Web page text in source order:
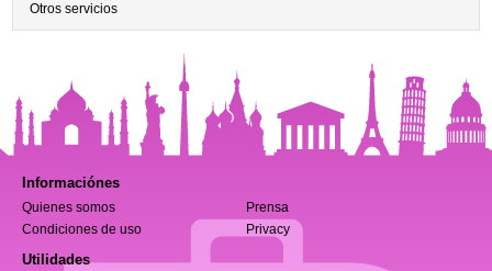
Otros servicios
Informaciónes
Quienes somos
Prensa
Condiciones de uso
Privacy
Utilidades